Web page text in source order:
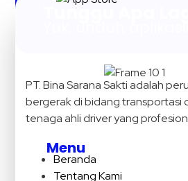
Tunggu Apa
PT. Bina Sarana Sakti adalah
bergerak di bidang transportasi
tenaga ahli driver yang
Menu
Beranda
Tentang Kami